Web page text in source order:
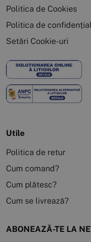
Politica de Cookies
Politica de
Setări Cookie-uri
Utile
Politica de retur
Cum comand?
Cum plătesc?
Cum se livrează?
ABONEAZĂ-TE LA